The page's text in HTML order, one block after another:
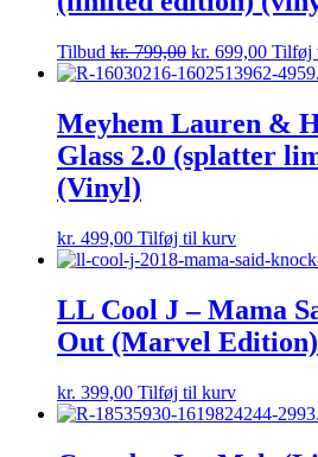
Tilbud kr.799,00 kr. 699,00 Tilføj
Meyhem Lauren &
Glass 2.0 (splatter
(Vinyl)
kr. 499,00 Tilføj til kurv
LL Cool J – Mama
Out (Marvel
kr. 399,00 Tilføj til kurv